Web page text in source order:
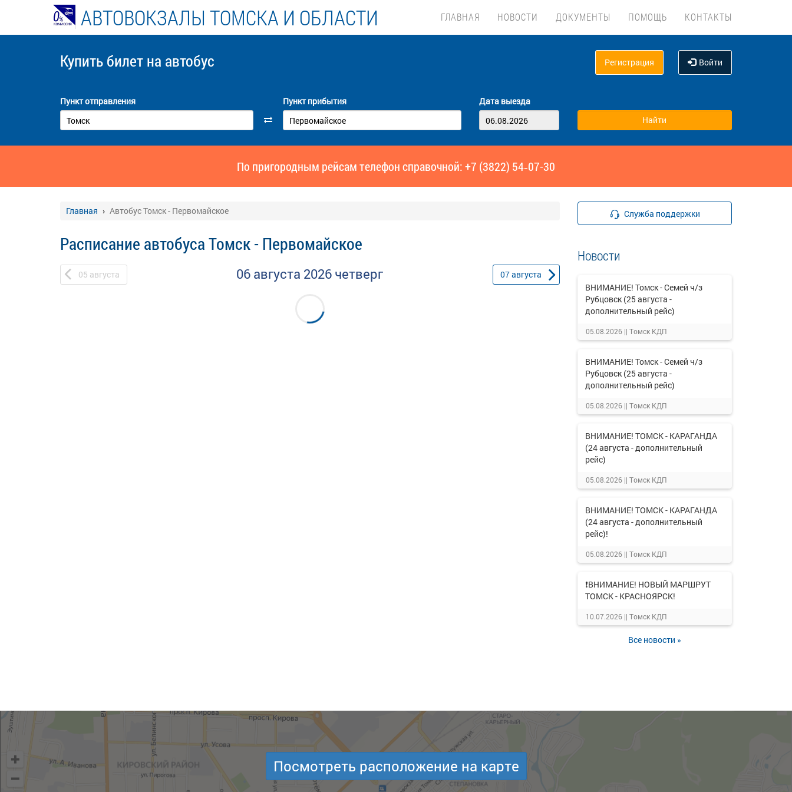
АВТОВОКЗАЛЫ ТОМСКА И ОБЛАСТИ ГЛАВНАЯ НОВОСТИ ДОКУМЕНТЫ ПОМОЩЬ КОНТАКТЫ
Купить билет на автобус Регистрация Войти
Пункт отправления Пункт прибытия Дата выезда
По пригородным рейсам телефон справочной: +7 (3822) 54‑07-30
Главная Автобус Томск - Первомайское
Расписание автобуса Томск - Первомайское
05 августа 06 августа 2026 четверг 07августа
Служба поддержки
Новости
ВНИМАНИЕ! Томск - Семей ч/з
Рубцовск (25 августа -
дополнительный рейс)
05.08.2026 || Томск КДП
ВНИМАНИЕ! Томск - Семей ч/з
Рубцовск (25 августа -
дополнительный рейс)
05.08.2026 || Томск КДП
ВНИМАНИЕ! ТОМСК - КАРАГАНДА
(24 августа - дополнительный
рейс)
05.08.2026 || Томск КДП
ВНИМАНИЕ! ТОМСК - КАРАГАНДА
(24 августа - дополнительный
рейс)!
05.08.2026 || Томск КДП
❗ВНИМАНИЕ! НОВЫЙ МАРШРУТ
ТОМСК - КРАСНОЯРСК!
10.07.2026 || Томск КДП
Все новости »
Посмотреть расположение на карте